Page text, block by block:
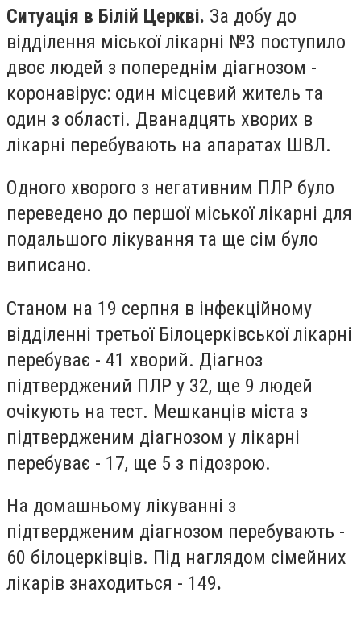
Ситуація в Білій Церкві. За добу до
відділення міської лікарні №3 поступило
двоє людей з попереднім діагнозом -
коронавірус: один місцевий житель та
один з області. Дванадцять хворих в
лікарні перебувають на апаратах ШВЛ.
Одного хворого з негативним ПЛР було
переведено до першої міської лікарні для
подальшого лікування та ще сім було
виписано.
Станом на 19 серпня в інфекційному
відділенні третьої Білоцерківської лікарні
перебуває - 41 хворий. Діагноз
підтверджений ПЛР у 32, ще 9 людей
очікують на тест. Мешканців міста з
підтвердженим діагнозом у лікарні
перебуває - 17, ще 5 з підозрою.
На домашньому лікуванні з
підтвердженим діагнозом перебувають -
60 білоцерківців. Під наглядом сімейних
лікарів знаходиться - 149.